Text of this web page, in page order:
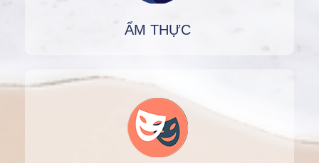
ẨM THỰC